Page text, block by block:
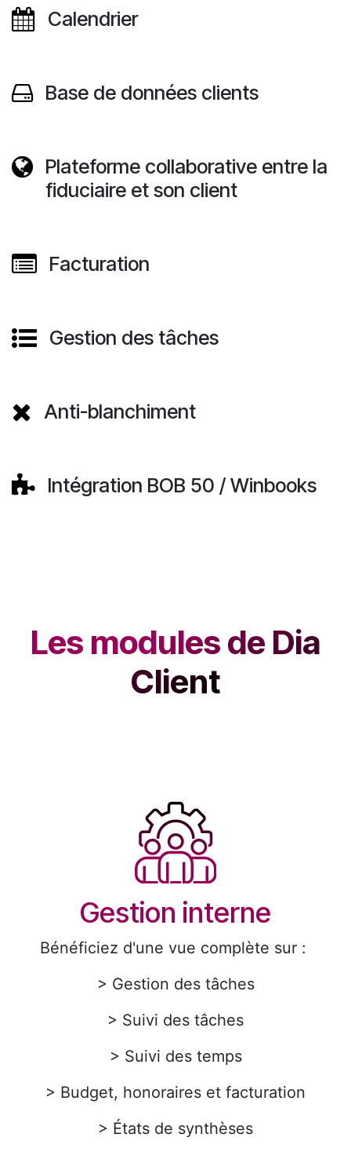
Calendrier
Base de données clients
Plateforme collaborative entre la
fiduciaire et son client
Facturation
Gestion des tâches
Anti-blanchiment
Intégration BOB 50 / Winbooks
Les modules de Dia
Client
Gestion interne
Bénéficiez d'une vue complète sur :
> Gestion des tâches
> Suivi des tâches
> Suivi des temps
> Budget, honoraires et facturation
> États de synthèses